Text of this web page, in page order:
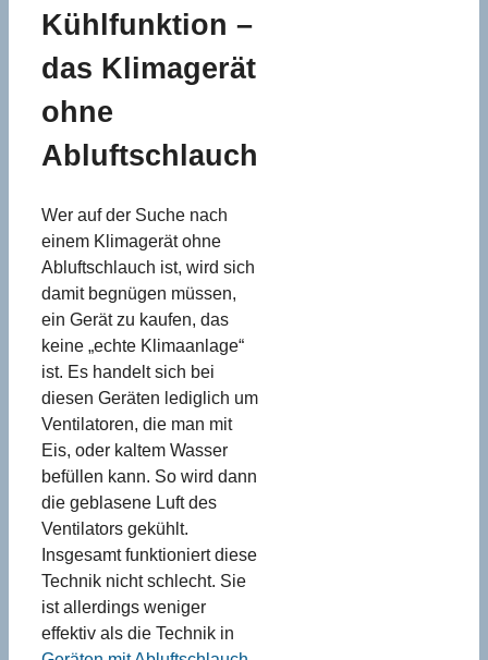
Kühlfunktion –
das Klimagerät
ohne
Abluftschlauch
Wer auf der Suche nach
einem Klimagerät ohne
Abluftschlauch ist, wird sich
damit begnügen müssen,
ein Gerät zu kaufen, das
keine „echte Klimaanlage“
ist. Es handelt sich bei
diesen Geräten lediglich um
Ventilatoren, die man mit
Eis, oder kaltem Wasser
befüllen kann. So wird dann
die geblasene Luft des
Ventilators gekühlt.
Insgesamt funktioniert diese
Technik nicht schlecht. Sie
ist allerdings weniger
effektiv als die Technik in